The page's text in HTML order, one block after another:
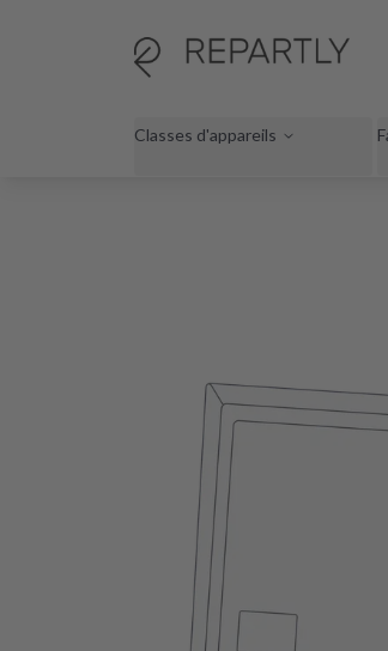
Classes d'appareils